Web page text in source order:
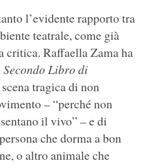
l’evidente rapporto tra
teatrale, come già
critica. Raffaella Zama ha
Secondo Libro di
tragica di non
– “perché non
il vivo” – e di
che dorma a bon
o altro animale che